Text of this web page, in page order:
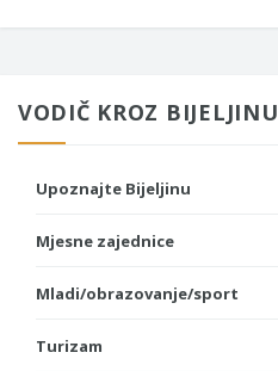
VODIČ KROZ BIJELJINU
Upoznajte Bijeljinu
Mjesne zajednice
Mladi/obrazovanje/sport
Turizam